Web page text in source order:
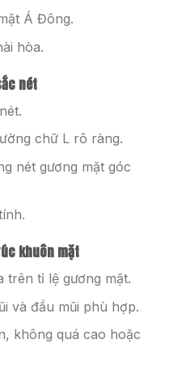
Á Đông.
hòa.
nét
chữ L rõ ràng.
nét gương mặt góc
khuôn mặt
trên tỉ lệ gương mặt.
và đầu mũi phù hợp.
không quá cao hoặc